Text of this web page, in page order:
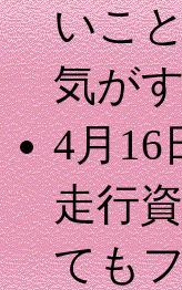
いこ
気が
4月16
走行
ても